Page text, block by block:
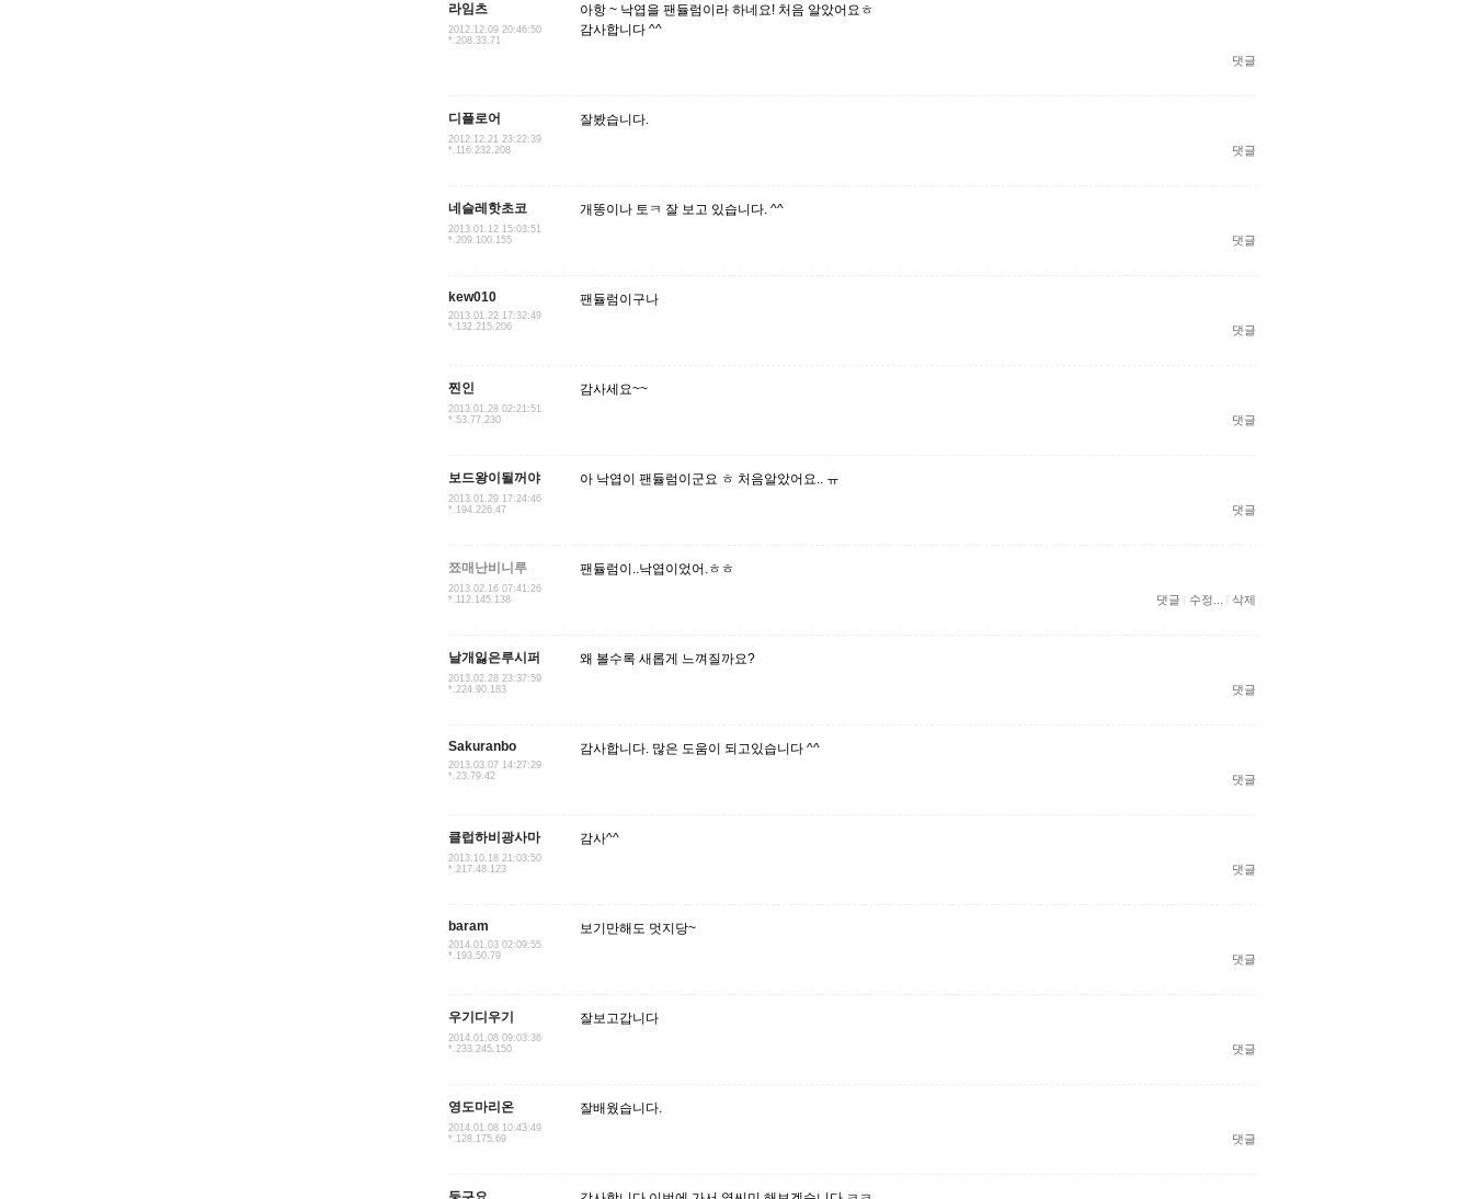
라임츠
2012.12.09 20:46:50
*.208.33.71
아항 ~ 낙엽을 팬듈럼이라 하네요! 처음 알았어요ㅎ
감사합니다 ^^
댓글
디플로어
2012.12.21 23:22:39
*.116.232.208
잘봤습니다.
댓글
네슬레핫초코
2013.01.12 15:03:51
*.209.100.155
개똥이나 토ㅋ 잘 보고 있습니다. ^^
댓글
kew010
2013.01.22 17:32:49
*.132.215.206
팬듈럼이구나
댓글
찐인
2013.01.28 02:21:51
*.53.77.230
감사세요~~
댓글
보드왕이될꺼야
2013.01.29 17:24:46
*.194.226.47
아 낙엽이 팬듈럼이군요 ㅎ 처음알았어요.. ㅠ
댓글
쬬매난비니루
2013.02.16 07:41:26
*.112.145.138
팬듈럼이..낙엽이었어.ㅎㅎ
댓글 수정... 삭제
날개잃은루시퍼
2013.02.28 23:37:59
*.224.90.183
왜 볼수록 새롭게 느껴질까요?
댓글
Sakuranbo
2013.03.07 14:27:29
*.23.79.42
감사합니다. 많은 도움이 되고있습니다 ^^
댓글
클럽하비광사마
2013.10.18 21:03:50
*.217.48.123
감사^^
댓글
baram
2014.01.03 02:09:55
*.193.50.79
보기만해도 멋지당~
댓글
우기디우기
2014.01.08 09:03:36
*.233.245.150
잘보고갑니다
댓글
영도마리온
2014.01.08 10:43:49
*.128.175.69
잘배웠습니다.
댓글